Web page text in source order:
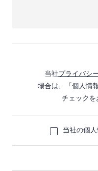
当社プライバシ
場合は、「個人情
チェックを
当社の個